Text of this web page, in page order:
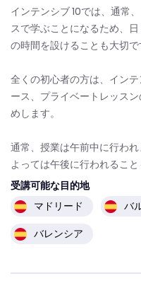
インテンシブ 10では、通常
スで学ぶことになるため、
の時間を設けることも大切で
全くの初心者の方は、イン
ース、プライベートレッス
めします。
通常、授業は午前中に行わ
よっては午後に行われること
受講可能な目的地
マドリード
バ
バレンシア